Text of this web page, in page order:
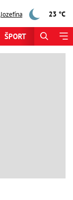
Jozefína 23 °C
ŠPORT